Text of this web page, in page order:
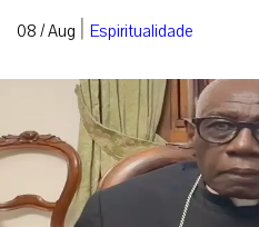
08 / Aug | Espiritualidade